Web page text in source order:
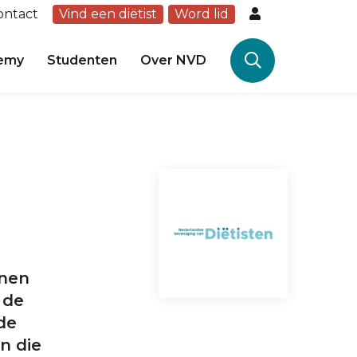
Vind een diëtist Word lid
Studenten Over NVD
die